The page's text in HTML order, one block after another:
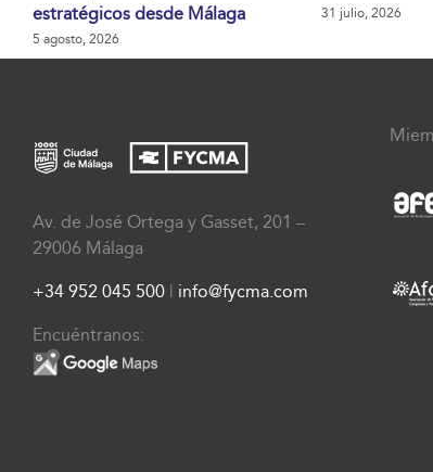
estratégicos desde Málaga
5 agosto, 2026
31 julio, 2026
Av. de José Ortega y Gasset, 201 –
29006 Málaga
+34 952 045 500 | info@fycma.com
Encuéntranos: